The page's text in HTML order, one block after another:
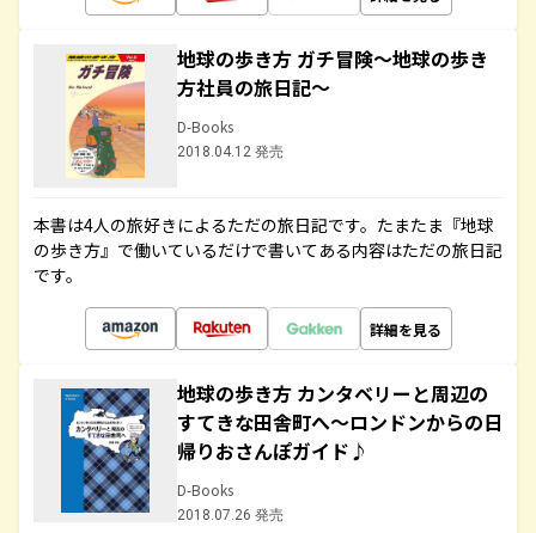
地球の歩き方 ガチ冒険～地球の歩き
方社員の旅日記～
D-Books
2018.04.12 発売
本書は4人の旅好きによるただの旅日記です。たまたま『地球
の歩き方』で働いているだけで書いてある内容はただの旅日記
です。
詳細を見る
地球の歩き方 カンタベリーと周辺の
すてきな田舎町へ～ロンドンからの日
帰りおさんぽガイド♪
D-Books
2018.07.26 発売